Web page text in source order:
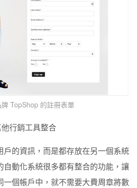
TopShop 的註冊表單
行銷工具整合
戶的資訊，而是都存放在另一個系統
自動化系統很多都有整合的功能，讓
一個帳戶中，就不需要大費周章將數